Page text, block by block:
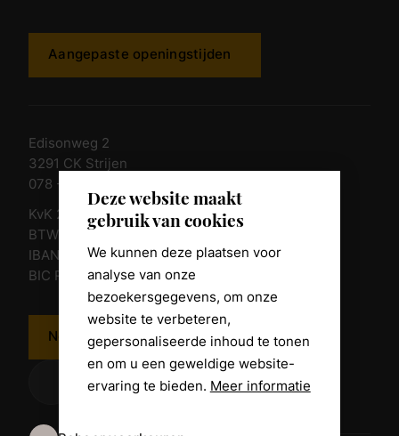
Deze website maakt
gebruik van cookies
We kunnen deze plaatsen voor
analyse van onze
bezoekersgegevens, om onze
website te verbeteren,
gepersonaliseerde inhoud te tonen
en om u een geweldige website-
ervaring te bieden. Meer informatie
Aangepaste openingstijden
Edisonweg 2
3291 CK Strijen
078 - 674 84 85
KvK 23011135
BTW nr. NL 805098938.B.01
IBAN NL10 RABO 0361 8039 58
BIC RABONL2U
Neem contact op